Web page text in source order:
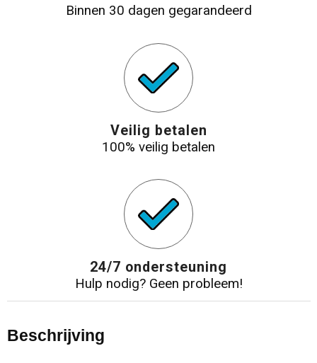
Binnen 30 dagen gegarandeerd
Veilig betalen
100% veilig betalen
24/7 ondersteuning
Hulp nodig? Geen probleem!
Beschrijving